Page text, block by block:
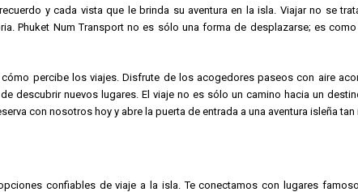
y cada vista que le brinda su aventura en la isla. Viajar no se
Phuket Num Transport no es sólo una forma de desplazarse; es
percibe los viajes. Disfrute de los acogedores paseos con aire
descubrir nuevos lugares. El viaje no es sólo un camino hacia un
con nosotros hoy y abre la puerta de entrada a una aventura isleña
confiables de viaje a la isla. Te conectamos con lugares